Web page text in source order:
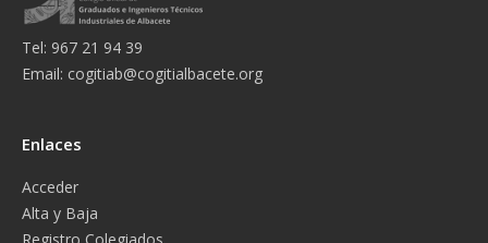
Tel: 967 21 94 39
Email: cogitiab@cogitialbacete.org
Enlaces
Acceder
Alta y Baja